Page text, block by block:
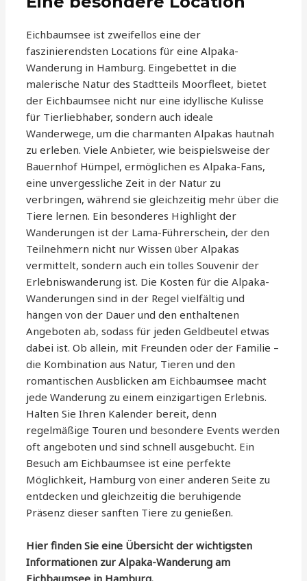
Eichbaumsee ist zweifellos eine der
faszinierendsten Locations für eine Alpaka-
Wanderung in Hamburg. Eingebettet in die
malerische Natur des Stadtteils Moorfleet, bietet
der Eichbaumsee nicht nur eine idyllische Kulisse
für Tierliebhaber, sondern auch ideale
Wanderwege, um die charmanten Alpakas hautnah
zu erleben. Viele Anbieter, wie beispielsweise der
Bauernhof Hümpel, ermöglichen es Alpaka-Fans,
eine unvergessliche Zeit in der Natur zu
verbringen, während sie gleichzeitig mehr über die
Tiere lernen. Ein besonderes Highlight der
Wanderungen ist der Lama-Führerschein, der den
Teilnehmern nicht nur Wissen über Alpakas
vermittelt, sondern auch ein tolles Souvenir der
Erlebniswanderung ist. Die Kosten für die Alpaka-
Wanderungen sind in der Regel vielfältig und
hängen von der Dauer und den enthaltenen
Angeboten ab, sodass für jeden Geldbeutel etwas
dabei ist. Ob allein, mit Freunden oder der Familie –
die Kombination aus Natur, Tieren und den
romantischen Ausblicken am Eichbaumsee macht
jede Wanderung zu einem einzigartigen Erlebnis.
Halten Sie Ihren Kalender bereit, denn
regelmäßige Touren und besondere Events werden
oft angeboten und sind schnell ausgebucht. Ein
Besuch am Eichbaumsee ist eine perfekte
Möglichkeit, Hamburg von einer anderen Seite zu
entdecken und gleichzeitig die beruhigende
Präsenz dieser sanften Tiere zu genießen.
Hier finden Sie eine Übersicht der wichtigsten
Informationen zur Alpaka-Wanderung am